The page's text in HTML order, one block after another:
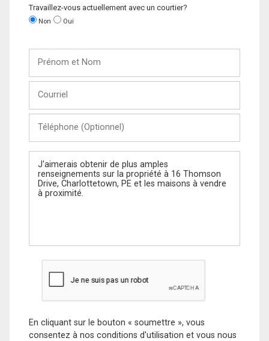
Travaillez-vous actuellement avec un courtier?
Non Oui
Nom
(Optionnel)
Message
En cliquant sur le bouton « soumettre », vous
consentez à nos conditions d'utilisation et vous nous